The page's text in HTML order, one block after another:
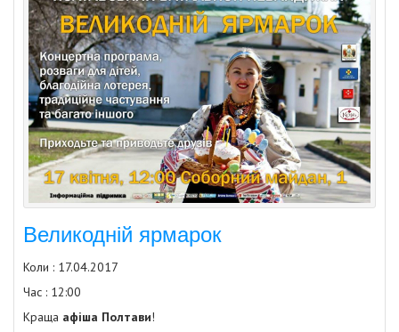
Великодній ярмарок
Коли : 17.04.2017
Час : 12:00
Краща афіша Полтави!